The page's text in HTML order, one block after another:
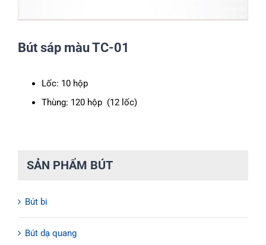
Bút sáp màu TC-01
Lốc: 10 hộp
Thùng: 120 hộp (12 lốc)
SẢN PHẨM BÚT
Bút bi
Bút dạ quang